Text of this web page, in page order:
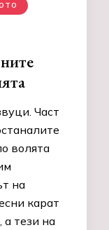
Част
волята
на
карат
тези на